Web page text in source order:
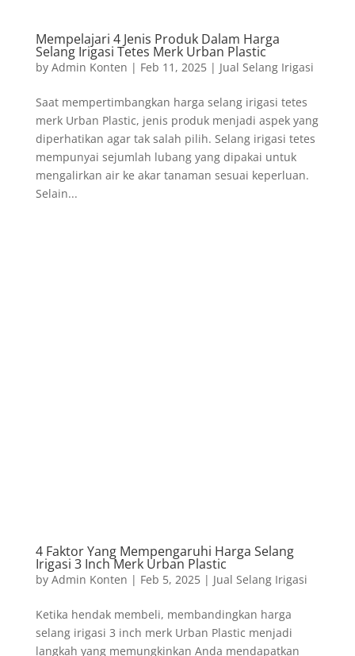
Mempelajari 4 Jenis Produk Dalam Harga
Selang Irigasi Tetes Merk Urban Plastic
by Admin Konten | Feb 11, 2025| Jual Selang Irigasi
Saat mempertimbangkan harga selang irigasi tetes
merk Urban Plastic, jenis produk menjadi aspek yang
diperhatikan agar tak salah pilih. Selang irigasi tetes
mempunyai sejumlah lubang yang dipakai untuk
mengalirkan air ke akar tanaman sesuai keperluan.
Selain...
4 Faktor Yang Mempengaruhi Harga Selang
Irigasi 3 Inch Merk Urban Plastic
by Admin Konten | Feb 5, 2025| Jual Selang Irigasi
Ketika hendak membeli, membandingkan harga
selang irigasi 3 inch merk Urban Plastic menjadi
langkah yang memungkinkan Anda mendapatkan